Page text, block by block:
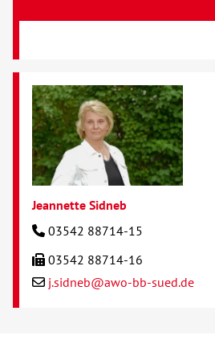
Jeannette Sidneb
03542 88714-15
03542 88714-16
j.sidneb@awo-bb-sued.de